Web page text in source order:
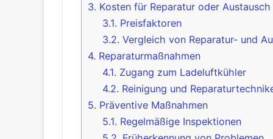
3. Kosten für Reparatur oder Austausch
3.1. Preisfaktoren
3.2. Vergleich von Reparatur- und
4. Reparaturmaßnahmen
4.1. Zugang zum Ladeluftkühler
4.2. Reinigung und
5. Präventive Maßnahmen
5.1. Regelmäßige Inspektionen